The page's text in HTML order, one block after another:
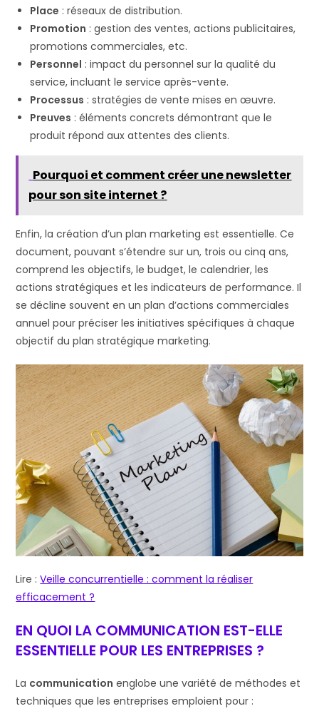
Place : réseaux de distribution.
Promotion : gestion des ventes, actions publicitaires,
promotions commerciales, etc.
Personnel : impact du personnel sur la qualité du
service, incluant le service après-vente.
Processus : stratégies de vente mises en œuvre.
Preuves : éléments concrets démontrant que le
produit répond aux attentes des clients.
Pourquoi et comment créer une newsletter
pour son site internet ?
Enfin, la création d’un plan marketing est essentielle. Ce
document, pouvant s’étendre sur un, trois ou cinq ans,
comprend les objectifs, le budget, le calendrier, les
actions stratégiques et les indicateurs de performance. Il
se décline souvent en un plan d’actions commerciales
annuel pour préciser les initiatives spécifiques à chaque
objectif du plan stratégique marketing.
Lire :Veille concurrentielle : comment la réaliser
efficacement ?
EN QUOI LA COMMUNICATION EST-ELLE
ESSENTIELLE POUR LES ENTREPRISES ?
La communication englobe une variété de méthodes et
techniques que les entreprises emploient pour :